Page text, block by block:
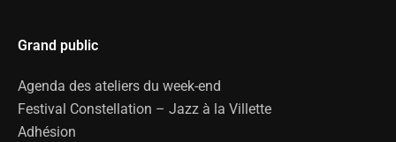
Grand public
Agenda des ateliers du week-end
Festival Constellation – Jazz à la Villette
Adhésion